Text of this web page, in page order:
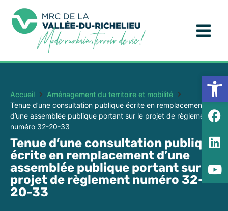
Accueil
Aménagement du territoire et mobilité
Tenue d’une consultation publique écrite en remplacement
d’une assemblée publique portant sur le projet de règlement
numéro 32-20-33
Tenue d’une consultation publique
écrite en remplacement d’une
assemblée publique portant sur le
projet de règlement numéro 32-
20-33